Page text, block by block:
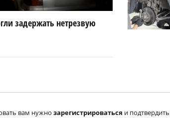
задержать нетрезвую
вам нужно зарегистрироваться и